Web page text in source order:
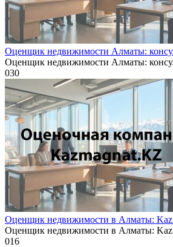
Оценщик недвижимости Алматы:
Оценщик недвижимости Алматы:
030
Оценщик недвижимости в Алматы:
Оценщик недвижимости в Алматы:
016